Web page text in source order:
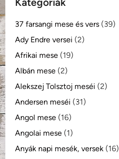
37 farsangi mese és vers (39)
Ady Endre versei (2)
Afrikai mese (19)
Albán mese (2)
Alekszej Tolsztoj meséi (2)
Andersen meséi (31)
Angol mese (16)
Angolai mese (1)
Anyák napi mesék, versek (16)